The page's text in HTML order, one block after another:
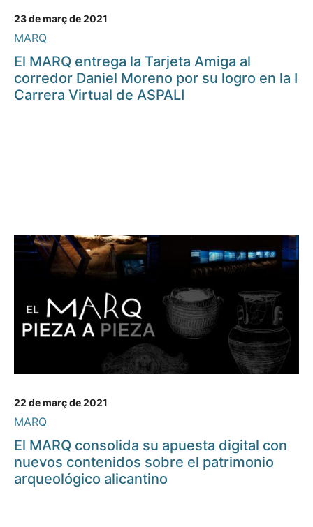
23 de març de 2021
MARQ
El MARQ entrega la Tarjeta Amiga al
corredor Daniel Moreno por su logro en la I
Carrera Virtual de ASPALI
22 de març de 2021
MARQ
El MARQ consolida su apuesta digital con
nuevos contenidos sobre el patrimonio
arqueológico alicantino